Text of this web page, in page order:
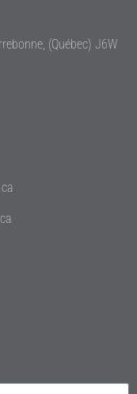
(Québec) J6W